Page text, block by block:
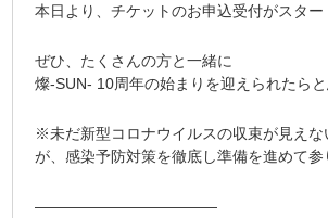
本日より、チケットのお申込受付がスター
ぜひ、たくさんの方と一緒に
燦-SUN- 10周年の始まりを迎えられたら
※未だ新型コロナウイルスの収束が見えな
が、感染予防対策を徹底し準備を進めて参
————————————